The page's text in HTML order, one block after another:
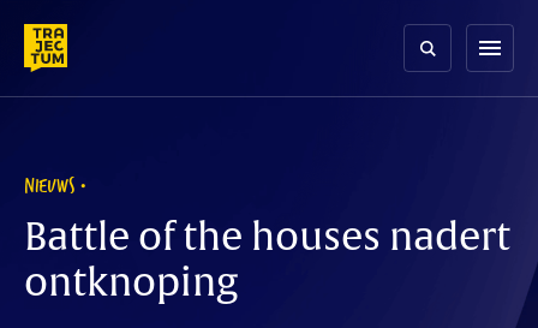
content
menu
NIEUWS
Battle of the houses nadert
ontknoping